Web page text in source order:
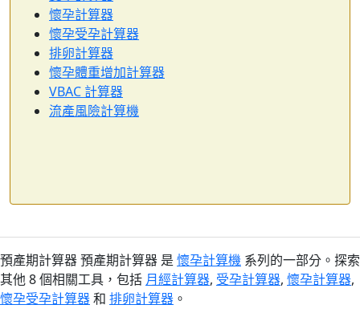
懷孕計算器
懷孕受孕計算器
排卵計算器
懷孕體重增加計算器
VBAC 計算器
流產風險計算機
預產期計算器 預產期計算器 是 懷孕計算機 系列的一部分。探索
其他 8 個相關工具，包括 月經計算器, 受孕計算器, 懷孕計算器,
懷孕受孕計算器和 排卵計算器 。